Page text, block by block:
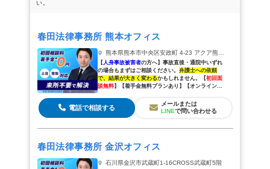
春田法律事務所 熊本オフィス
熊本県熊本市中央区安政町 4-23 アクア熊本水道町 6階
【 人身事故被害者の方へ】 事故直後・通院中いずれ
の場合もまずはご相談ください。 弁護士への依頼
で、結果が大きく変わるかもしれません。 【初回面
談無料】【着手金無料プランあり】【オンラインで
全国対応可能】
電話で相談する
メールまたは
LINEで問い合わせる
春田法律事務所 金沢オフィス
石川県金沢市武蔵町1-16CROSS武蔵町5階